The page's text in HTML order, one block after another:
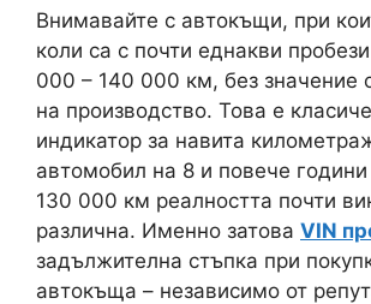
Внимавайте с автокъщи, при
коли са с почти еднакви
000 – 140 000 км, без значение
на производство. Това е
индикатор за навита
автомобил на 8 и повече
130 000 км реалността почти
различна. Именно затова VIN
задължителна стъпка при
автокъща – независимо от